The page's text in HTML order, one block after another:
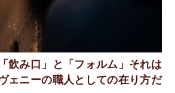
飲み口」と「フォルム」それは
ェニーの職人としての在り方だ